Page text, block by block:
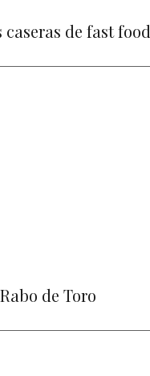
caseras de fast food
Rabo de Toro